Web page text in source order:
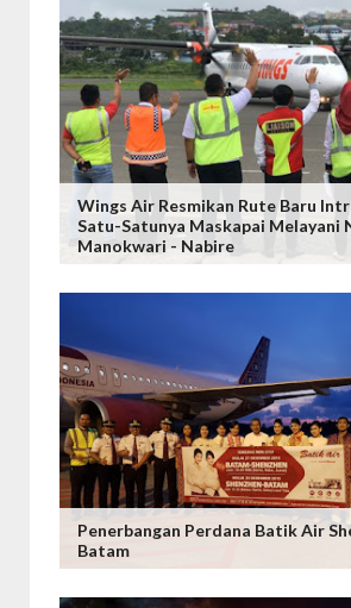
Wings Air Resmikan Rute Baru
Satu-Satunya Maskapai Melayani
Manokwari - Nabire
Penerbangan Perdana Batik Air
Batam